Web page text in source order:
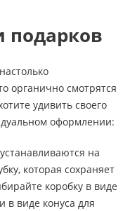
подарков
органично смотрятся
удивить своего
оформлении:
на
которая сохраняет
коробку в виде
в виде конуса для